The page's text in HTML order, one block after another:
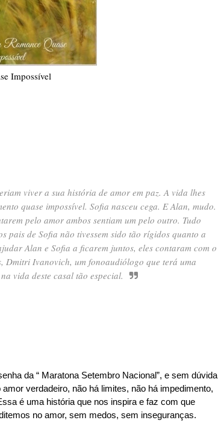
Impossível
viver a sua história de amor em paz. A vida lhes
quase impossível. Sofia nasceu cega. E Alan, mudo.
pelo amor ambos sentiam um pelo outro. Tudo
pais de Sofia não tivessem sido tão rígidos quanto a
Alan e Sofia a ficarem juntos, eles contaram com o
Dmitri Ivanovich, um fonoaudiólogo que terá uma
vida deste casal tão especial.
da “ Maratona Setembro Nacional”, e sem dúvida
verdadeiro, não há limites, não há impedimento,
é uma história que nos inspira e faz com que
no amor, sem medos, sem inseguranças.